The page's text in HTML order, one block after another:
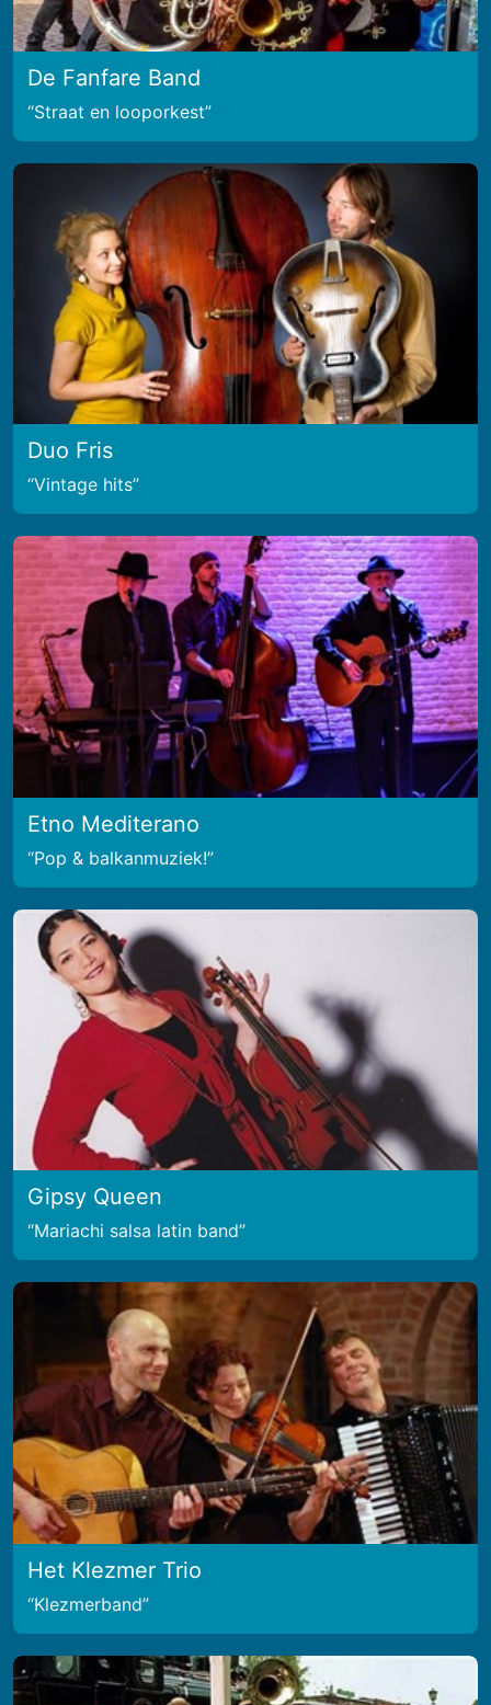
De Fanfare Band
Straat en looporkest
Duo Fris
Vintage hits
Etno Mediterano
Pop & balkanmuziek!
Gipsy Queen
Mariachi salsa latin band
Het Klezmer Trio
Klezmerband